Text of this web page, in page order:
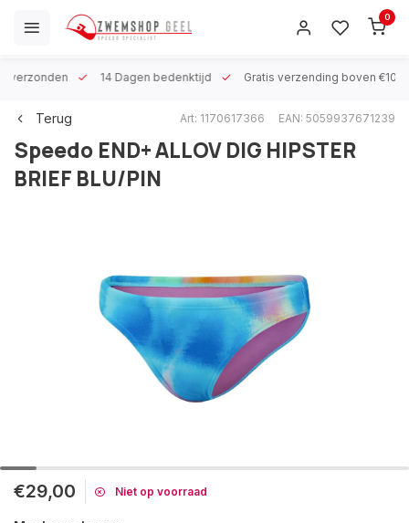
0
verzonden 14 Dagen bedenktijd Gratis verzending boven €100
Terug Art: 1170617366 EAN: 5059937671239
Speedo END+ ALLOV DIG HIPSTER
BRIEF BLU/PIN
€29,00 Niet op voorraad